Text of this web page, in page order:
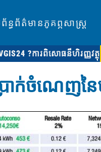
ព័ន្ធព័ត៌មានភូគព្ភសាស្ត្រ
?ការពិសោធន៏ហិរញ្ញវត្ថុ
ក់ចំណេញនៃ